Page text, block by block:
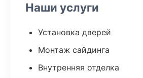
Наши услуги
Установка дверей
Монтаж сайдинга
Внутренняя отделка